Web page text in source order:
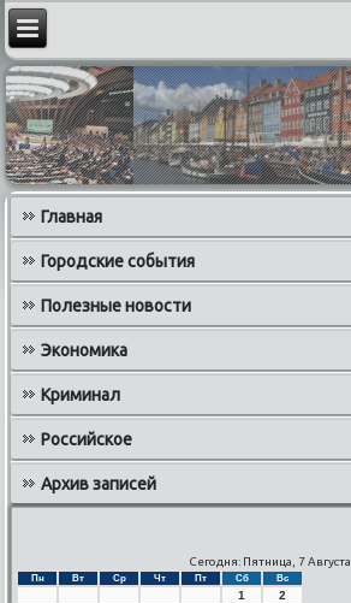
Главная
Городские события
Полезные новости
Экономика
Криминал
Российское
Архив записей
Сегодня: Пятница, 7 Августа
Пн Вт Ср Чт Пт Сб Вс
1
2